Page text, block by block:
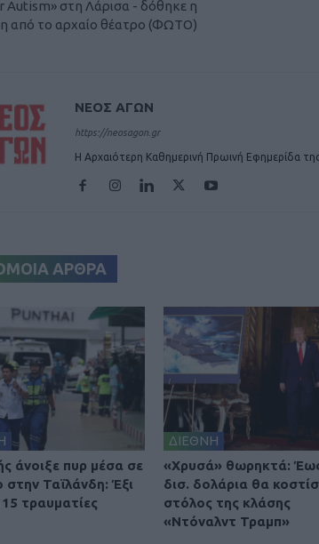
Autism» στη Λάρισα - δόθηκε η
από το αρχαίο θέατρο (ΦΩΤΟ)
ΝΕΟΣ ΑΓΩΝ
https://neosagon.gr
Η Αρχαιότερη Καθημερινή Πρωινή Εφημερίδα
ΑΡΘΡΑ
άνοιξε πυρ μέσα σε
στην Ταϊλάνδη: Έξι
15 τραυματίες
ΔΙΕΘΝΗ
«Χρυσά» θωρηκτά:
δισ. δολάρια θα
στόλος της κλάσης
«Ντόναλντ Τραμπ»